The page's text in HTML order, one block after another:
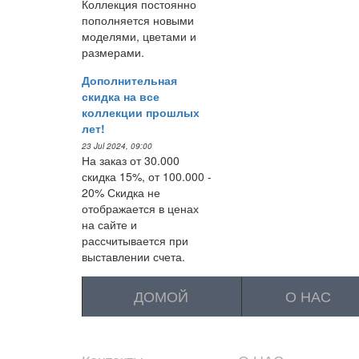
Коллекция постоянно
пополняется новыми
моделями, цветами и
размерами.
Дополнительная
скидка на все
коллекции прошлых
лет!
23 Jul 2024, 09:00
На заказ от 30.000
скидка 15%, от 100.000 -
20% Скидка не
отображается в ценах
на сайте и
рассчитывается при
выставлении счета.
ДОМОЙ О НАС